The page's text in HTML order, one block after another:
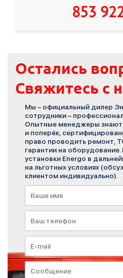
853
Остались
Свяжитесь с
Мы – официальный дилер
сотрудники –
Опытные менеджеры
и поперёк,
право проводить ремонт,
гарантии на
установки Energo в
на льготных условиях
клиентом индивидуально).